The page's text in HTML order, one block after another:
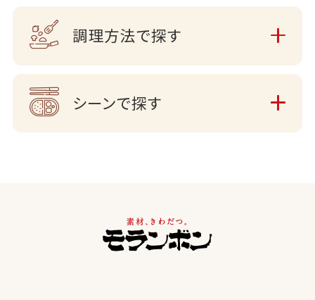
調理方法で探す
シーンで探す